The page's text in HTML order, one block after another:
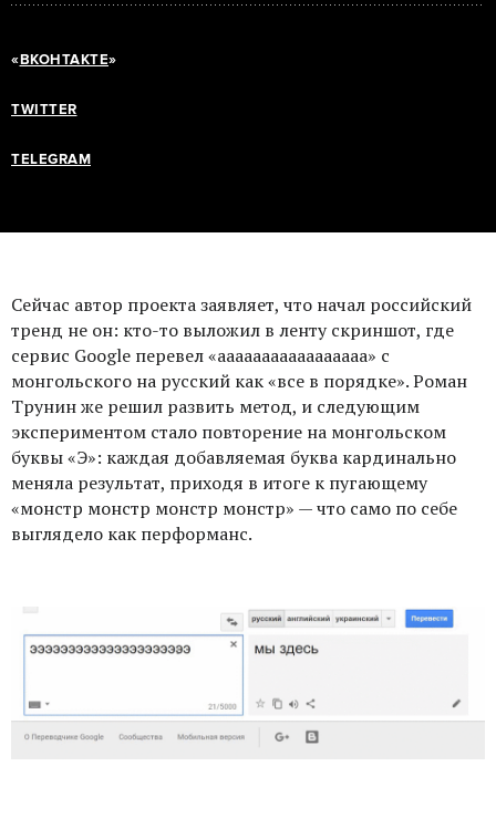
«ВКОНТАКТЕ»
TWITTER
TELEGRAM
Сейчас автор проекта заявляет, что начал российский
тренд не он: кто-то выложил в ленту скриншот, где
сервис Google перевел «ааааааааааааааааа» с
монгольского на русский как «все в порядке». Роман
Трунин же решил развить метод, и следующим
экспериментом стало повторение на монгольском
буквы «Э»: каждая добавляемая буква кардинально
меняла результат, приходя в итоге к пугающему
«монстр монстр монстр монстр» — что само по себе
выглядело как перформанс.